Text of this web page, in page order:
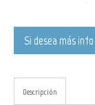
Si desea más
Descripción